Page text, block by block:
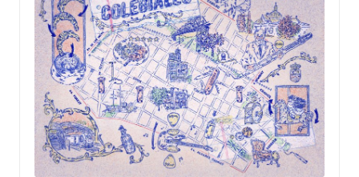
Queer" de Heather Love.